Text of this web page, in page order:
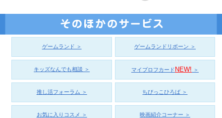
ゲームランド ＞ ゲームランドリボーン ＞
キッズなんでも相談 ＞ マイプロフカードNEW! ＞
推し活フォーラム ＞ ちびっこひろば ＞
お気に入りコスメ ＞ 映画紹介コーナー ＞